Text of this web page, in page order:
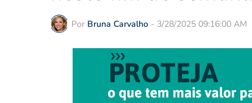
Por Bruna Carvalho - 3/28/2025 09:16:00 AM